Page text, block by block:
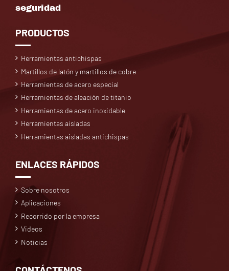
seguridad
PRODUCTOS
Herramientas antichispas
Martillos de latón y martillos de cobre
Herramientas de acero especial
Herramientas de aleación de titanio
Herramientas de acero inoxidable
Herramientas aisladas
Herramientas aisladas antichispas
ENLACES RÁPIDOS
Sobre nosotros
Aplicaciones
Recorrido por la empresa
Videos
Noticias